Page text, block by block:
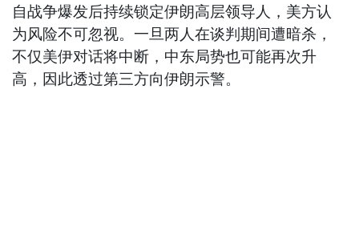
自战争爆发后持续锁定伊朗高层领导人，美方认
为风险不可忽视。一旦两人在谈判期间遭暗杀，
不仅美伊对话将中断，中东局势也可能再次升
高，因此透过第三方向伊朗示警。